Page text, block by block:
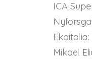
ICA
Mikael